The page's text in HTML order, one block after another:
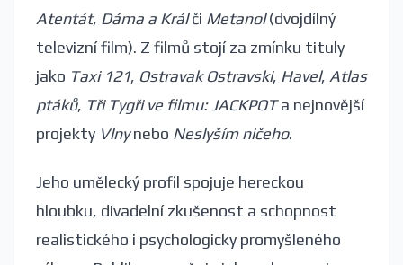
Atentát, Dáma a Králči Metanol(dvojdílný
televizní film). Z filmů stojí za zmínku tituly
jako Taxi 121, Ostravak Ostravski, Havel, Atlas
ptáků, Tři Tygři ve filmu: JACKPOTa nejnovější
projekty Vlnynebo Neslyším ničeho.
Jeho umělecký profil spojuje hereckou
hloubku, divadelní zkušenost a schopnost
realistického i psychologicky promyšleného